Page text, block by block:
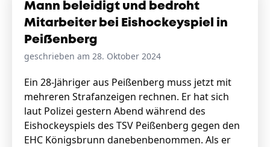
Mann beleidigt und bedroht
Mitarbeiter bei Eishockeyspiel in
Peißenberg
geschrieben am 28. Oktober 2024
Ein 28-Jähriger aus Peißenberg muss jetzt mit
mehreren Strafanzeigen rechnen. Er hat sich
laut Polizei gestern Abend während des
Eishockeyspiels des TSV Peißenberg gegen den
EHC Königsbrunn danebenbenommen. Als er